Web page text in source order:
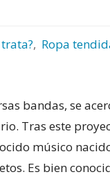
, Ropa
bandas, se
Tras este
músico
Es bien